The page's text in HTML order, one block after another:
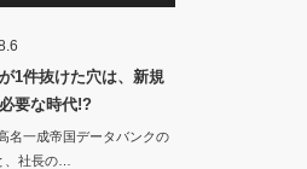
1件抜けた穴は、新規
要な時代!?
名一成帝国データバンクの
、社長の…